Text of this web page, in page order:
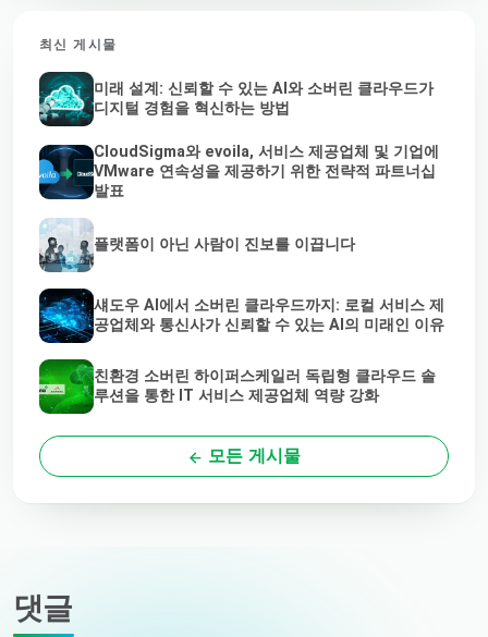
최신 게시물
미래 설계: 신뢰할 수 있는 AI와 소버린 클라우드가
디지털 경험을 혁신하는 방법
CloudSigma와 evoila, 서비스 제공업체 및 기업에
VMware 연속성을 제공하기 위한 전략적 파트너십
발표
플랫폼이 아닌 사람이 진보를 이끕니다
섀도우 AI에서 소버린 클라우드까지: 로컬 서비스 제
공업체와 통신사가 신뢰할 수 있는 AI의 미래인 이유
친환경 소버린 하이퍼스케일러 독립형 클라우드 솔
루션을 통한 IT 서비스 제공업체 역량 강화
모든 게시물
댓글